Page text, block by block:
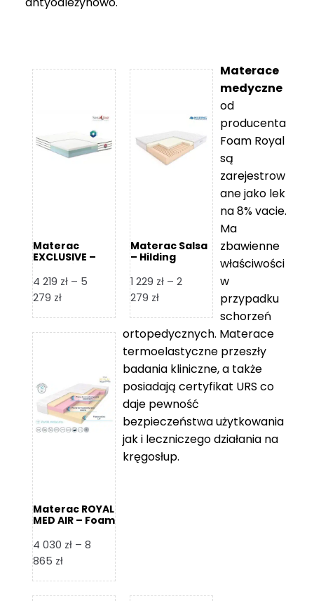
Materac
EXCLUSIVE –
4 219 zł – 5
279 złZakres
od
5
279 zł
Materac Salsa
– Hilding
1 229 zł – 2
279 złZakres
od
1
229 zł
2
279 zł
Materac ROYAL
MED AIR – Foam
4 030 zł – 8
865 złZakres
od
Materace
medyczne
od
producenta
Foam Royal
są
zarejestrow
ane jako lek
na 8% vacie.
Ma
zbawienne
właściwości
w
przypadku
schorzeń
ortopedycznych. Materace
termoelastyczne przeszły
badania kliniczne, a także
posiadają certyfikat URS co
daje pewność
bezpieczeństwa użytkowania
jak i leczniczego działania na
kręgosłup.